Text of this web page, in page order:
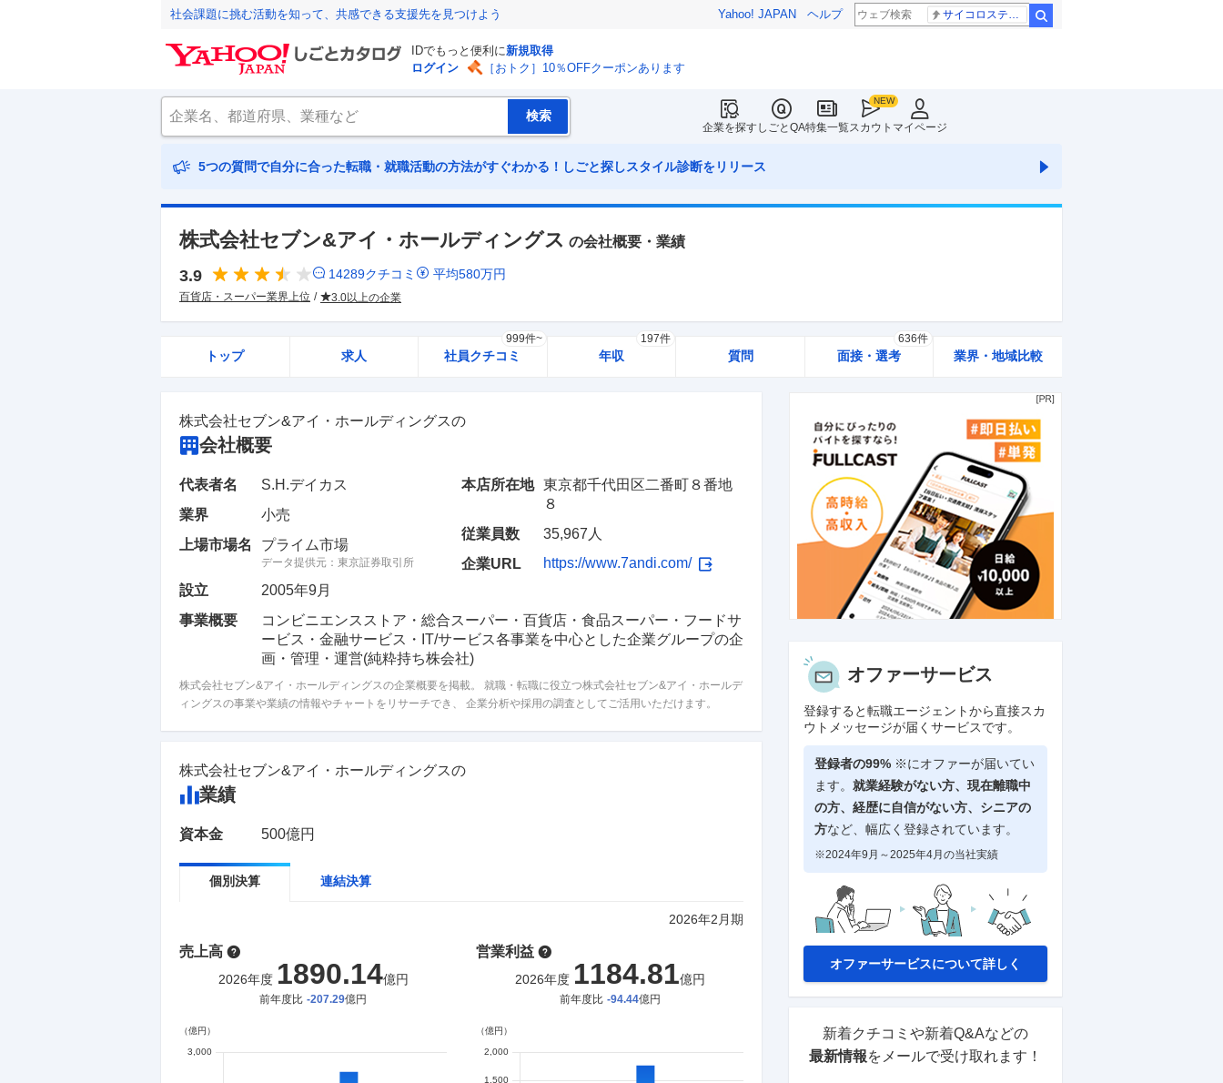
社会課題に挑む活動を知って、共感できる支援先を見つけよう Yahoo! JAPAN ヘルプ
IDでもっと便利に新規取得
ログイン
［おトク］10％OFFクーポンあります
企業を探すしごとQA特集一覧スカウト マイページ
5つの質問で自分に合った転職・就職活動の方法がすぐわかる！しごと探しスタイル診断をリリース
株式会社セブン&アイ・ホールディングス の会社概要・業績
3.9 14289クチコミ 平均580万円
百貨店・スーパー業界上位 3.0以上の企業
トップ 求人 社員クチコミ
999件~
年収
197件
質問 面接・選考
636件
業界・地域比較
株式会社セブン&アイ・ホールディングスの
会社概要
代表者名
S.H.デイカス
業界
小売
上場市場名
プライム市場
データ提供元： 東京証券取引所
設立 2005年9月
本店所在地 東京都千代田区二番町８番地
８
従業員数
35,967人
企業URL
https://www.7andi.com/
事業概要
コンビニエンスストア・総合スーパー・百貨店・食品スーパー・フードサ
ービス・金融サービス・IT/サービス各事業を中心とした企業グループの企
画・管理・運営(純粋持ち株会社)
株式会社セブン&アイ・ホールディングスの企業概要を掲載。 就職・転職に役立つ株式会社セブン&アイ・ホールデ
ィングスの事業や業績の情報やチャートをリサーチでき、 企業分析や採用の調査としてご活用いただけます。
株式会社セブン&アイ・ホールディングスの
業績
資本金 500億円
個別決算 連結決算
2026年2月期
売上高
2026年度 1890.14億円
前年度比 -207.29億円
営業利益
2026年度 1184.81億円
前年度比 -94.44億円
オファーサービス
登録すると転職エージェントから直接スカ
ウトメッセージが届くサービスです。
登録者の99% ※にオファーが届いてい
ます。 就業経験がない方、現在離職中
の方、 経歴に自信がない方、シニアの
方など、幅広く登録されています。
※2024年9月～2025年4月の当社実績
オファーサービスについて詳しく
新着クチコミや新着Q&Aなどの
最新情報をメールで受け取れます！